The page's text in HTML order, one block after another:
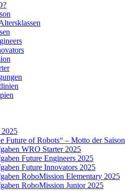
Future of Robots“ – Motto der Saison
WRO Starter 2025
Future Engineers 2025
Future Innovators 2025
RoboMission Elementary 2025
RoboMission Junior 2025